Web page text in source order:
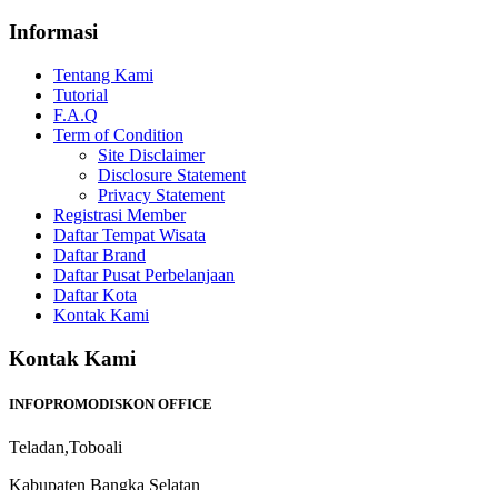
Informasi
Tentang Kami
Tutorial
F.A.Q
Term of Condition
Site Disclaimer
Disclosure Statement
Privacy Statement
Registrasi Member
Daftar Tempat Wisata
Daftar Brand
Daftar Pusat Perbelanjaan
Daftar Kota
Kontak Kami
Kontak Kami
INFOPROMODISKON OFFICE
Teladan,Toboali
Kabupaten Bangka Selatan